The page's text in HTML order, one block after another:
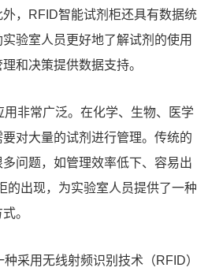
，RFID智能试剂柜还具有数据统
验室人员更好地了解试剂的使用
和决策提供数据支持。
非常广泛。在化学、生物、医学
对大量的试剂进行管理。传统的
问题，如管理效率低下、容易出
的出现，为实验室人员提供了一种
。
采用无线射频识别技术（RFID）